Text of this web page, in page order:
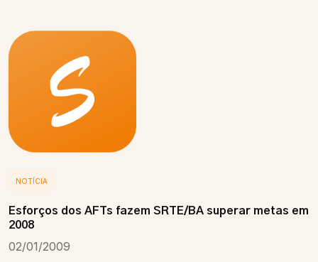
NOTÍCIA
Esforços dos AFTs fazem SRTE/BA superar metas em
2008
02/01/2009